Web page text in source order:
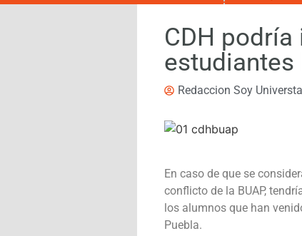
CDH
Redaccion Soy
En caso de que se
conflicto de la BUAP,
los alumnos que han
Puebla.